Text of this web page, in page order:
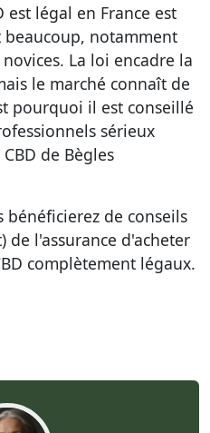
est légal en France est
notamment
La loi encadre la
le marché connaît de
pourquoi il est conseillé
sérieux
de Bègles
bénéficierez de conseils
de l'assurance d'acheter
complètement légaux.